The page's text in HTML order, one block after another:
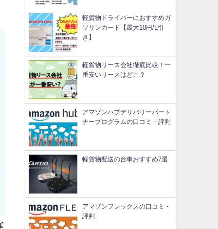
軽貨物ドライバーにおすすめガ
ソリンカード【最大10円/L引
き】
軽貨物リース会社徹底比較！一
番安いリースはどこ？
アマゾンハブデリバリーパート
ナープログラムの口コミ・評判
軽貨物配送の台車おすすめ7選
アマゾンフレックスの口コミ・
評判